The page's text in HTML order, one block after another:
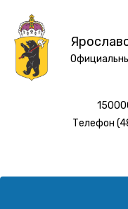
Телефон